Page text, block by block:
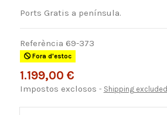
Ports Gratis a península.
Referència 69-373
Fora d'estoc
1.199,00 €
Impostos exclosos Shipping excluded